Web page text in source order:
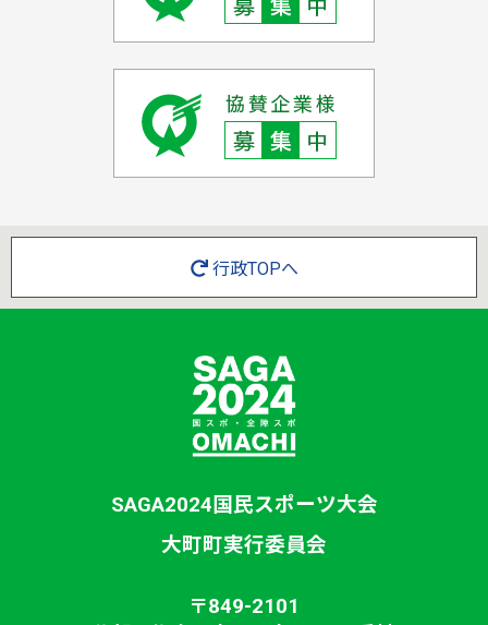
行政TOPへ
SAGA2024国民スポーツ大会
大町町実行委員会
〒849-2101